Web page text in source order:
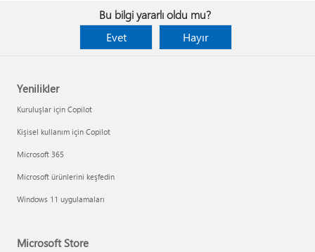
Bu bilgi yararlı oldu mu?
Evet
Hayır
Yenilikler
Kuruluşlar için Copilot
Kişisel kullanım için Copilot
Microsoft 365
Microsoft ürünlerini keşfedin
Windows 11 uygulamaları
Microsoft Store